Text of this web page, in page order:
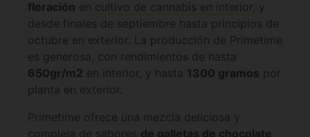
floración en cultivo de cannabis en interior , y
desde finales de septiembre hasta principios de
octubre en exterior. La producción de Primetime
es generosa, con rendimientos de hasta
650gr/m2 en interior, y hasta 1300 gramos por
planta en exterior.
Primetime ofrece una mezcla deliciosa y
compleja de sabores de galletas de chocolate